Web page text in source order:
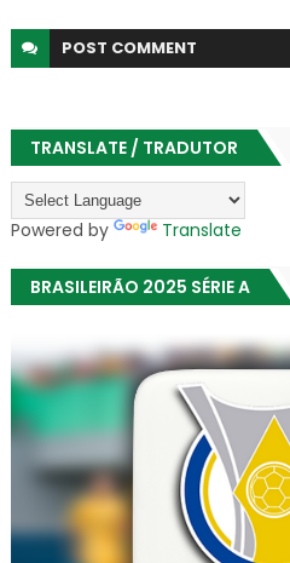
POST COMMENT
TRANSLATE / TRADUTOR
Powered by Translate
BRASILEIRÃO 2025 SÉRIE A